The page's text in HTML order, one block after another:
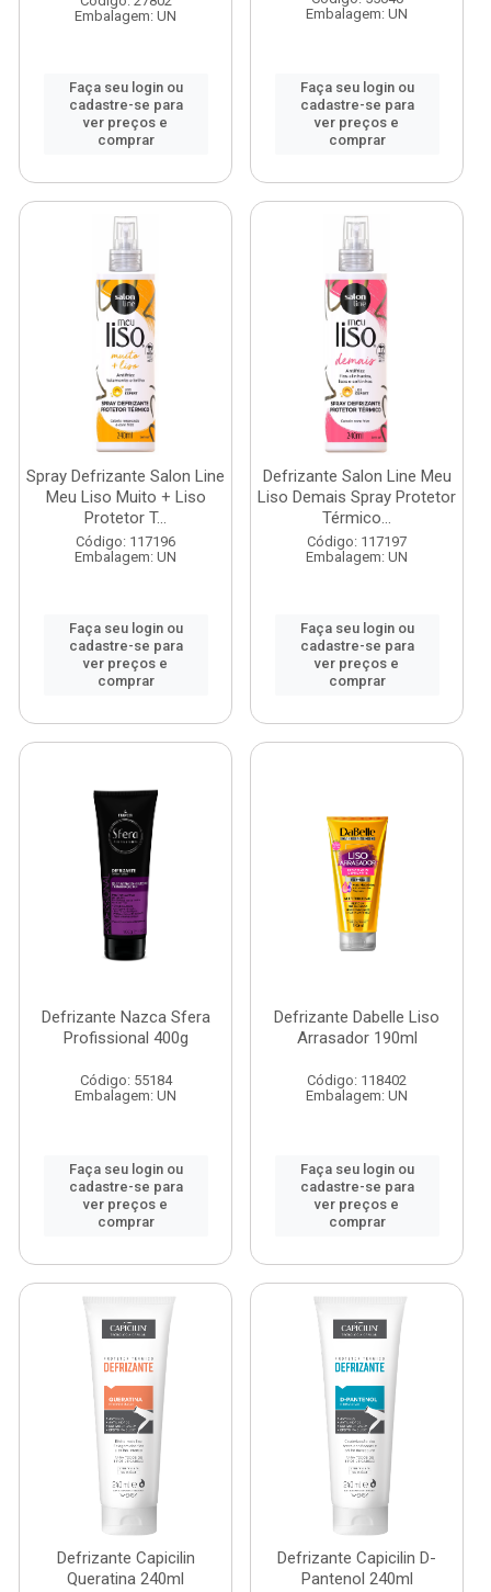
Embalagem: UN
Faça seu login ou
cadastre-se para
ver preços e
comprar
Embalagem: UN
Faça seu login ou
cadastre-se para
ver preços e
comprar
Spray Defrizante Salon Line
Meu Liso Muito + Liso
Protetor T...
Código: 117196
Embalagem: UN
Faça seu login ou
cadastre-se para
ver preços e
comprar
Defrizante Salon Line Meu
Liso Demais Spray Protetor
Térmico...
Código: 117197
Embalagem: UN
Faça seu login ou
cadastre-se para
ver preços e
comprar
Defrizante Nazca Sfera
Profissional 400g
Código: 55184
Embalagem: UN
Faça seu login ou
cadastre-se para
ver preços e
comprar
Defrizante Dabelle Liso
Arrasador 190ml
Código: 118402
Embalagem: UN
Faça seu login ou
cadastre-se para
ver preços e
comprar
Defrizante Capicilin
Queratina 240ml
Defrizante Capicilin D-
Pantenol 240ml